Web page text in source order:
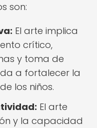
son:
El arte implica
crítico,
y toma de
a fortalecer la
los niños.
El arte
y la capacidad